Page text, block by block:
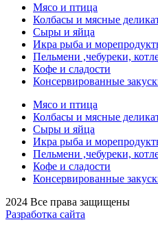
Мясо и птица
Колбасы и мясные
Сыры и яйца
Икра рыба и
Пельмени ,чебуреки,
Кофе и сладости
Консервированные
Мясо и птица
Колбасы и мясные
Сыры и яйца
Икра рыба и
Пельмени ,чебуреки,
Кофе и сладости
Консервированные
2024 Все права защищены
Разработка сайта